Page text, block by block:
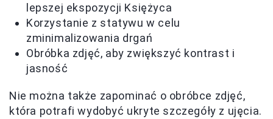
lepszej ekspozycji Księżyca
Korzystanie z statywu w celu
zminimalizowania drgań
Obróbka zdjęć, aby zwiększyć kontrast i
jasność
Nie można także zapominać o obróbce zdjęć,
która potrafi wydobyć ukryte szczegóły z ujęcia.